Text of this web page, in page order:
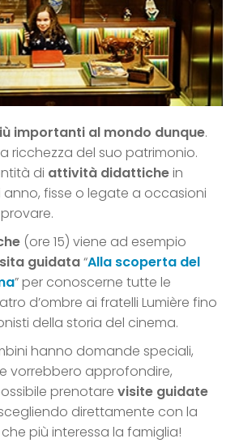
importanti al mondo dunque.
ricchezza del suo patrimonio.
di attività didattichein
fisse o legate a occasioni
(ore 15) viene ad esempio
guidata“Alla scoperta del
” per conoscerne tutte le
d’ombre ai fratelli Lumière fino
della storia del cinema.
hanno domande speciali,
vorrebbero approfondire,
prenotare visite guidate
direttamente con la
più interessa la famiglia!